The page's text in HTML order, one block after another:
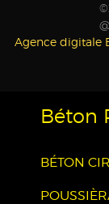
Agence digitale
Béton
BÉTON